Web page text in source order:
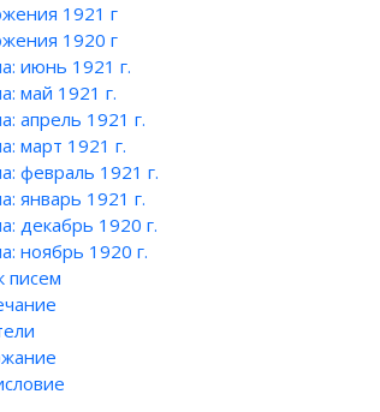
1921 г
1920 г
июнь 1921 г.
май 1921 г.
апрель 1921 г.
март 1921 г.
февраль 1921 г.
январь 1921 г.
декабрь 1920 г.
ноябрь 1920 г.
писем